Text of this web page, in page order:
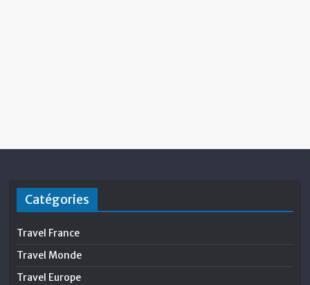
Catégories
Travel France
Travel Monde
Travel Europe